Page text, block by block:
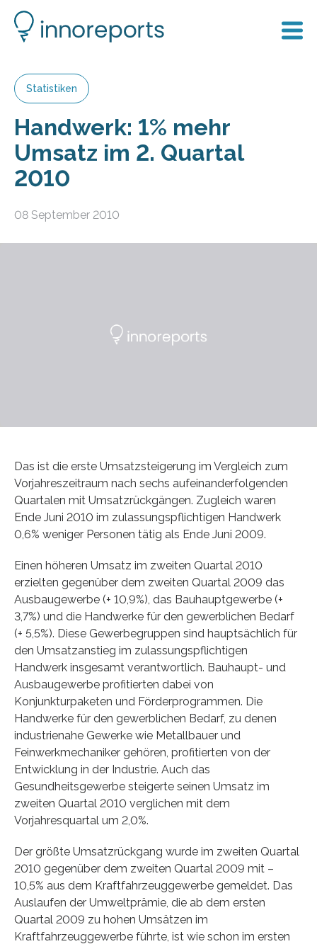
Statistiken
Handwerk: 1% mehr
Umsatz im 2. Quartal
2010
08 September 2010
Das ist die erste Umsatzsteigerung im Vergleich zum
Vorjahreszeitraum nach sechs aufeinanderfolgenden
Quartalen mit Umsatzrückgängen. Zugleich waren
Ende Juni 2010 im zulassungspflichtigen Handwerk
0,6% weniger Personen tätig als Ende Juni 2009.
Einen höheren Umsatz im zweiten Quartal 2010
erzielten gegenüber dem zweiten Quartal 2009 das
Ausbaugewerbe (+ 10,9%), das Bauhauptgewerbe (+
3,7%) und die Handwerke für den gewerblichen Bedarf
(+ 5,5%). Diese Gewerbegruppen sind hauptsächlich für
den Umsatzanstieg im zulassungspflichtigen
Handwerk insgesamt verantwortlich. Bauhaupt- und
Ausbaugewerbe profitierten dabei von
Konjunkturpaketen und Förderprogrammen. Die
Handwerke für den gewerblichen Bedarf, zu denen
industrienahe Gewerke wie Metallbauer und
Feinwerkmechaniker gehören, profitierten von der
Entwicklung in der Industrie. Auch das
Gesundheitsgewerbe steigerte seinen Umsatz im
zweiten Quartal 2010 verglichen mit dem
Vorjahresquartal um 2,0%.
Der größte Umsatzrückgang wurde im zweiten Quartal
2010 gegenüber dem zweiten Quartal 2009 mit –
10,5% aus dem Kraftfahrzeuggewerbe gemeldet. Das
Auslaufen der Umweltprämie, die ab dem ersten
Quartal 2009 zu hohen Umsätzen im
Kraftfahrzeuggewerbe führte, ist wie schon im ersten